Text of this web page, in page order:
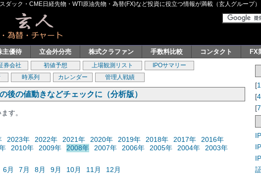
ダック・CME日経先物・WTI原油先物・為替(FX)など投資に役立つ情報が満載（玄人グループ
主優待 立会外分売 株式クラファン 手数料比較 コンタクト FX
券会社 初値予想 上場観測リスト
IPOサマリー
時系列 カレンダー 管理人戦績
後の値動きなどチェックに（分析版）
す。
2023年 2022年 2021年 2020年 2019年 2018年 2017年
2016年
2010年 2009年 2008年 2007年 2006年 2005年 2004年
2003年
6月 7月 8月 9月 10月 11月 12月
[
[
[